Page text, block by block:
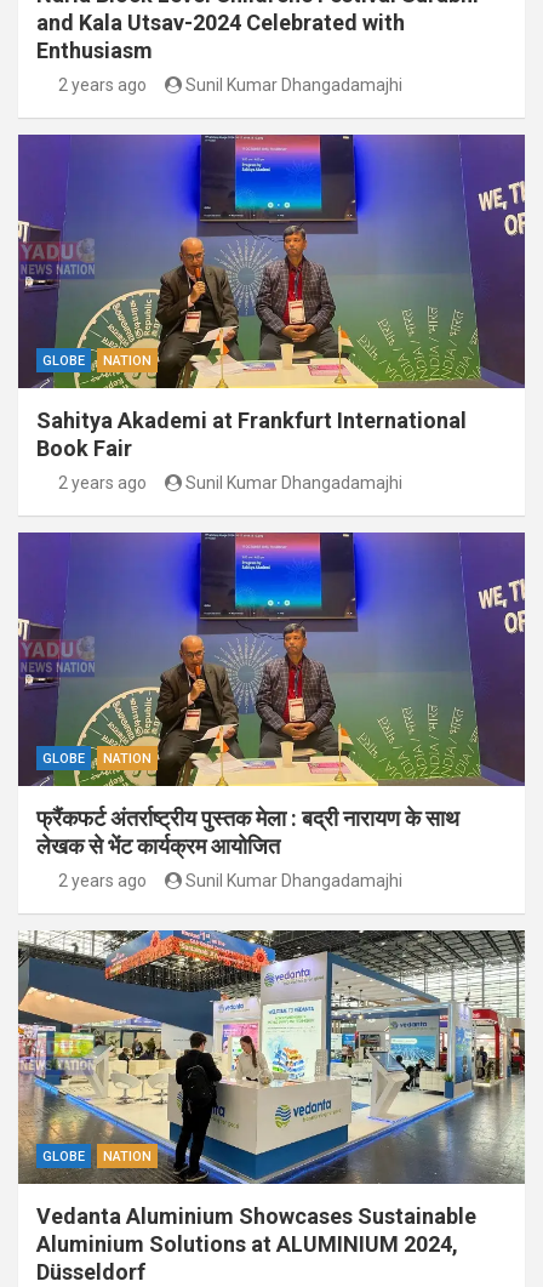
and Kala Utsav-2024 Celebrated with
Enthusiasm
2 years ago Sunil Kumar Dhangadamajhi
GLOBE NATION
Sahitya Akademi at Frankfurt International
Book Fair
2 years ago Sunil Kumar Dhangadamajhi
GLOBE NATION
फ्रैंकफर्ट अंतर्राष्ट्रीय पुस्तक मेला : बद्री नारायण के साथ
लेखक से भेंट कार्यक्रम आयोजित
2 years ago Sunil Kumar Dhangadamajhi
GLOBE NATION
Vedanta Aluminium Showcases Sustainable
Aluminium Solutions at ALUMINIUM 2024,
Düsseldorf